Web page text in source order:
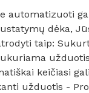
automatizuoti
dėka,
taip:
keičiasi
užduotis -